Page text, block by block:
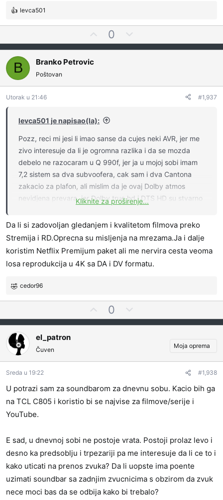
R
g
o
v
n
a
levca501
l
j
z
0
e
i
l
a
s
a
t
i
B Branko Petrovic
Poštovan
Utorak u 21:46 #1,937
levca501 je napisao(la):
Pozz, reci mi jesi li imao sanse da cujes neki AVR, jer me
zivo interesuje da li je ogromna razlika i da se mozda
debelo ne razocaram u Q 990f, jer ja u mojoj sobi imam
7,2 sistem sa dva subvoofera, cak sam i dva Cantona
zakacio za plafon, ali mislim da je ovaj Dolby atmos
nevidjena prevara, jer Dolby true hd i DTS HD su stvarno
uz placeni RD (real debrid)
Zahvaljujem
Kliknite za proširenje...
Da li si zadovoljan gledanjem i kvalitetom filmova preko
Stremija i RD.Oprecna su misljenja na mrezama.Ja i dalje
koristim Netflix Premijum paket ali me nervira cesta veoma
losa reprodukcija u 4K sa DA i DV formatu.
R
e
g
o
v
a
n
a
:
cedor96
l
j
e
z
a
0
e
i
n
o
g
s
a
t
i
el_patron
Čuven
Moja oprema
Sreda u 19:22 #1,938
U potrazi sam za soundbarom za dnevnu sobu. Kacio bih ga
na TCL C805 i koristio bi se najvise za filmove/serije i
YouTube.
E sad, u dnevnoj sobi ne postoje vrata. Postoji prolaz levo i
desno ka predsoblju i trpezariji pa me interesuje da li ce to i
kako uticati na prenos zvuka? Da li uopste ima poente
uzimati soundbar sa zadnjim zvucnicima s obzirom da zvuk
nece moci bas da se odbija kako bi trebalo?